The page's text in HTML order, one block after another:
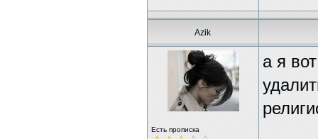
Azik
Есть прописка
а я